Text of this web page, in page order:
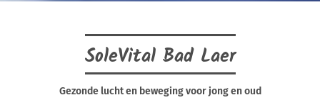
SoleVital Bad Laer
Gezonde lucht en beweging voor jong en oud